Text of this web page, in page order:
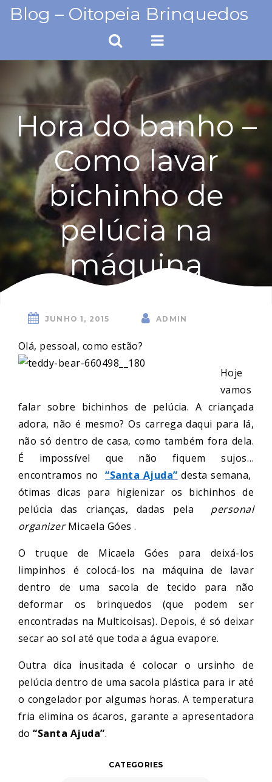
SkipBlog – Oitopeia Brinquedos
Hora do banho –
Como lavar
bichinho de
pelúcia na
máquina
JUNHO 1, 2015 ADMIN
Olá, pessoal, como estão?
Hoje
vamos
falar sobre bichinhos de pelúcia. A criançada
adora, não é mesmo? Os carrega daqui para lá,
não só dentro de casa, como também fora dela.
É impossível que não fiquem sujos…
encontramos no“Santa Ajuda” desta semana,
ótimas dicas para higienizar os bichinhos de
pelúcia das crianças, dadas pela personal
organizerMicaela Góes .
O truque de Micaela Góes para deixá-los
limpinhos é colocá-los na máquina de lavar
dentro de uma sacola de tecido para não
deformar os brinquedos (que podem ser
encontradas na Multicoisas). Depois, é só deixar
secar ao sol até que toda a água evapore.
Outra dica inusitada é colocar o ursinho de
pelúcia dentro de uma sacola plástica para ir até
o congelador por algumas horas. A temperatura
fria elimina os ácaros, garante a apresentadora
do“Santa Ajuda”.
CATEGORIES